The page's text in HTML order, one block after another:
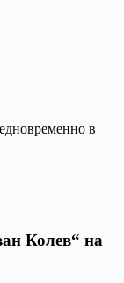
в
Колев“ на